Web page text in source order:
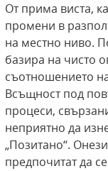
От прима виста,
промени в
на местно ниво.
базира на чисто
съотношението
Всъщност под
процеси,
неприятно да
„Позитано“.
предпочитат да